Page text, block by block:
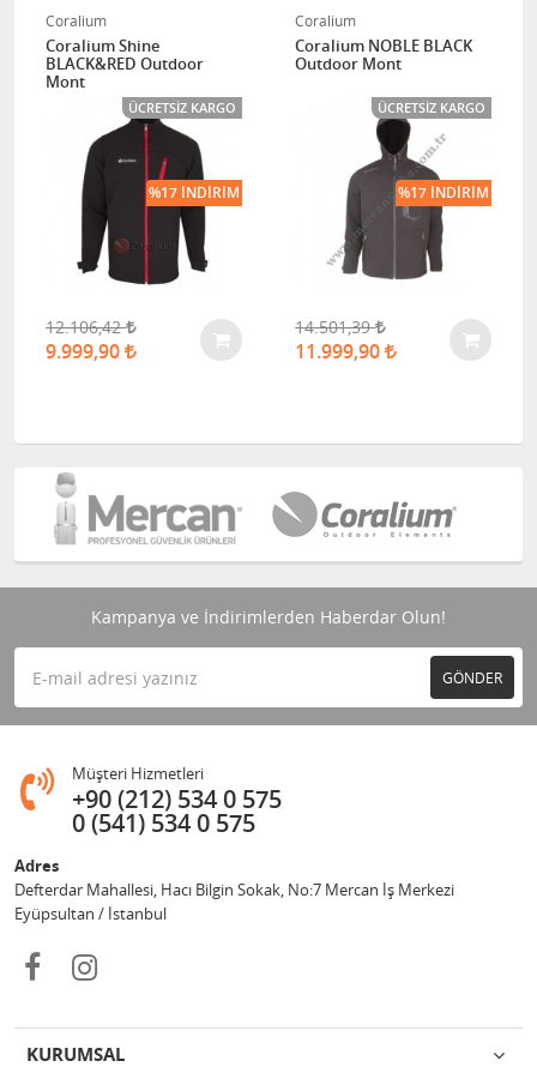
Coralium
Coralium Shine
BLACK&RED Outdoor
Mont
ÜCRETSIZ KARGO
12.106,42
9.999,90
%17 İNDIRIM
Coralium
Coralium NOBLE BLACK
Outdoor Mont
ÜCRETSIZ KARGO
14.501,39
11.999,90
%17 İNDIRIM
Kampanya ve İndirimlerden Haberdar Olun!
GÖNDER
Müşteri Hizmetleri
+90 (212) 534 0 575
0 (541) 534 0 575
Adres
Defterdar Mahallesi, Hacı Bilgin Sokak, No:7 Mercan İş Merkezi
Eyüpsultan / İstanbul
KURUMSAL